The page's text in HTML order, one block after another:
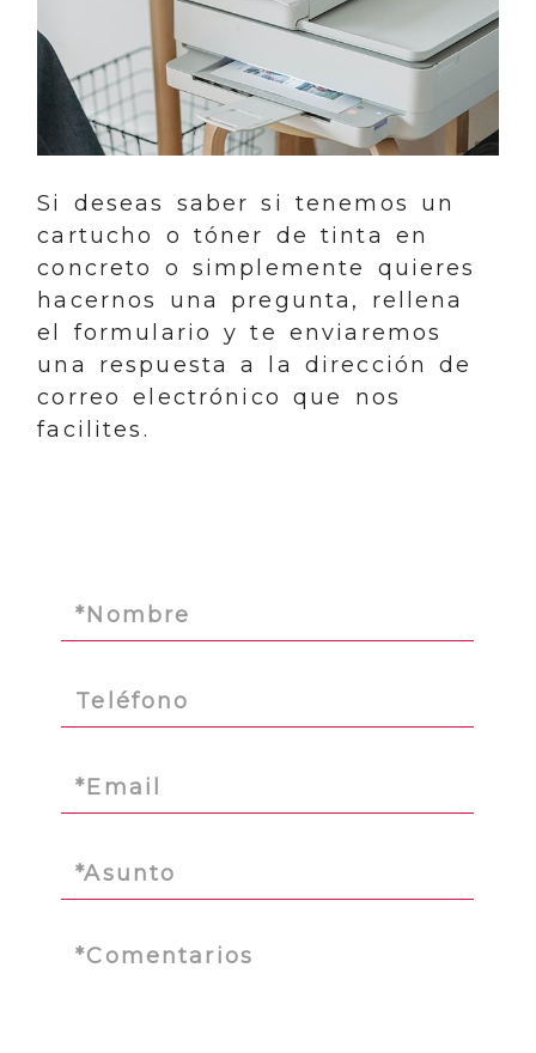
Si deseas saber si tenemos un
cartucho o tóner de tinta en
concreto o simplemente quieres
hacernos una pregunta, rellena
el formulario y te enviaremos
una respuesta a la dirección de
correo electrónico que nos
facilites.